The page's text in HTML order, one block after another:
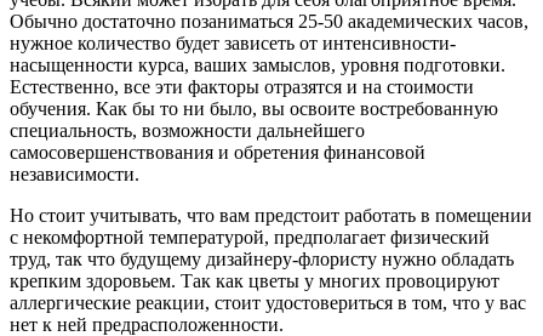
Обычно достаточно позаниматься 25-50 академических часов,
нужное количество будет зависеть от интенсивности-
насыщенности курса, ваших замыслов, уровня подготовки.
Естественно, все эти факторы отразятся и на стоимости
обучения. Как бы то ни было, вы освоите востребованную
специальность, возможности дальнейшего
самосовершенствования и обретения финансовой
независимости.
Но стоит учитывать, что вам предстоит работать в помещении
с некомфортной температурой, предполагает физический
труд, так что будущему дизайнеру-флористу нужно обладать
крепким здоровьем. Так как цветы у многих провоцируют
аллергические реакции, стоит удостовериться в том, что у вас
нет к ней предрасположенности.